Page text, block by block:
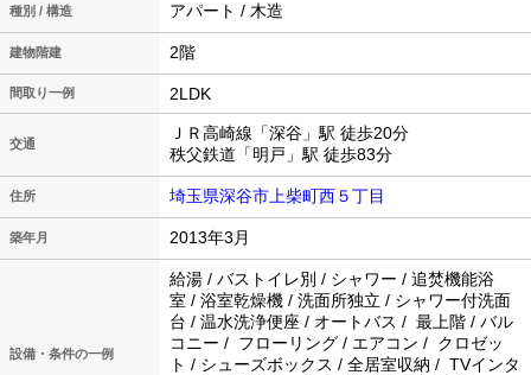
種別 / 構造 アパート / 木造
建物階建 2階
間取り一例 2LDK
交通
ＪＲ高崎線「深谷」駅 徒歩20分
秩父鉄道「明戸」駅 徒歩83分
住所 埼玉県深谷市上柴町西５丁目
築年月 2013年3月
設備・条件の一例
給湯 / バストイレ別 / シャワー / 追焚機能浴
室 / 浴室乾燥機 / 洗面所独立 / シャワー付洗面
台 / 温水洗浄便座 / オートバス / 最上階 / バル
コニー / フローリング / エアコン / クロゼッ
ト / シューズボックス / 全居室収納 / TVインタ